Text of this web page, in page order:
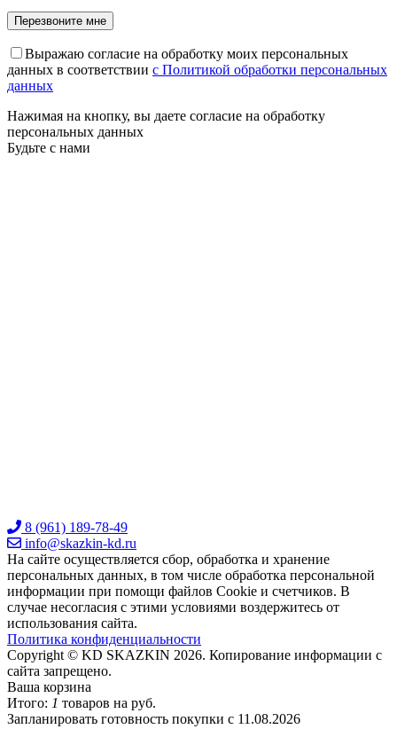
Выражаю согласие на обработку моих персональных
данных в соответствии с Политикой обработки персональных
данных
Нажимая на кнопку, вы даете согласие на обработку
персональных данных
Будьте с нами
8 (961) 189-78-49
info@skazkin-kd.ru
На сайте осуществляется сбор, обработка и хранение
персональных данных, в том числе обработка персональной
информации при помощи файлов Cookie и счетчиков. В
случае несогласия с этими условиями воздержитесь от
использования сайта.
Политика конфиденциальности
Copyright © KD SKAZKIN 2026. Копирование информации с
сайта запрещено.
Ваша корзина
Итого: 1 товаров на руб.
Запланировать готовность покупки с 11.08.2026